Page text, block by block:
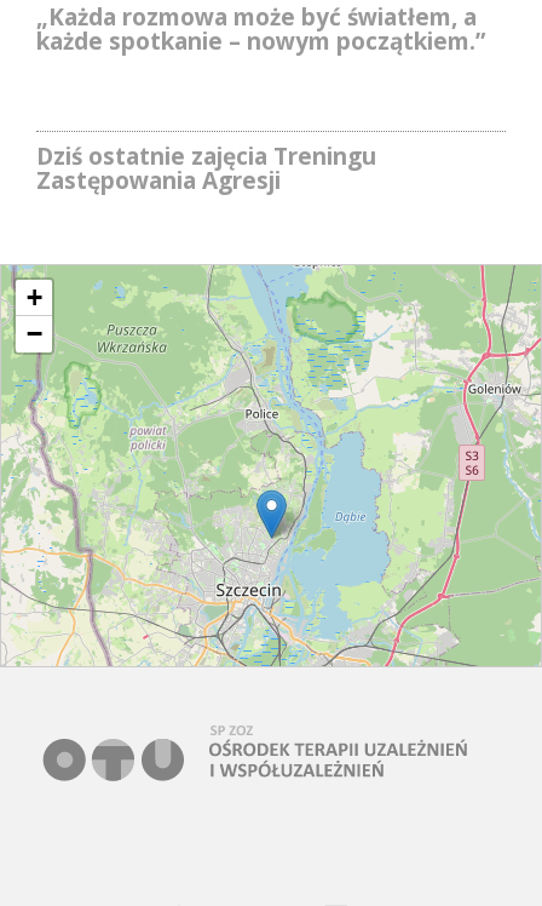
„Każda rozmowa może być światłem, a
każde spotkanie – nowym początkiem.”
Dziś ostatnie zajęcia Treningu
Zastępowania Agresji
+
−